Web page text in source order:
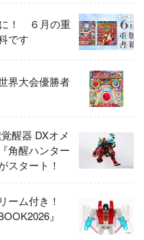
！ ６月の重
です
界大会優勝者
醒器 DXオメ
角醒ハンター
スタート！
ーム付き！
』